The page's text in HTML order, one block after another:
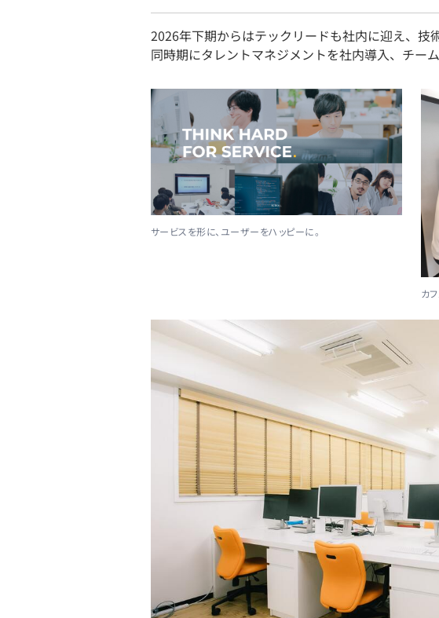
2026年下期からはテックリードも社内に迎え、技
同時期にタレントマネジメントを社内導入、チー
サービスを形に、ユーザーをハッピーに。
カ